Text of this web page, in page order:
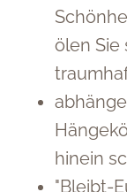
ölen Sie
hinein
"Bleibt-